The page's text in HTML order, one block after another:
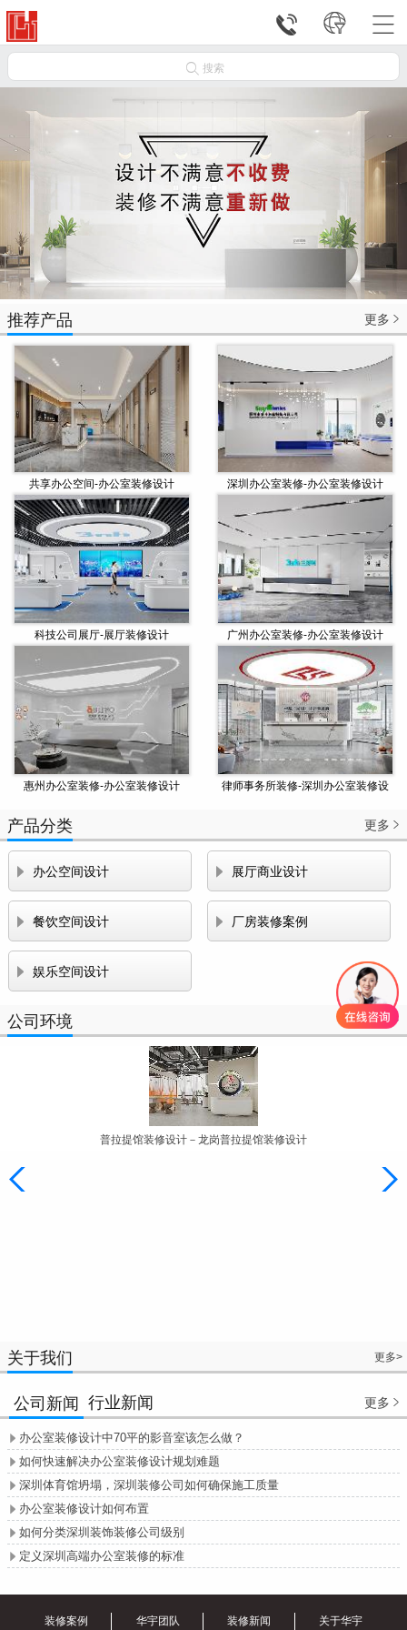



 搜索
推荐产品 更多 
共享办公空间-办公室装修设计 深圳办公室装修-办公室装修设计
科技公司展厅-展厅装修设计 广州办公室装修-办公室装修设计
惠州办公室装修-办公室装修设计
律师事务所装修-深圳办公室装修设
产品分类 更多 
 办公空间设计  展厅商业设计
 餐饮空间设计  厂房装修案例
 娱乐空间设计
公司环境 更多 
普拉提馆装修设计－龙岗普拉提馆装修设计
关于我们 更多>
公司新闻 行业新闻 更多 
 办公室装修设计中70平的影音室该怎么做？
 如何快速解决办公室装修设计规划难题
 深圳体育馆坍塌，深圳装修公司如何确保施工质量
 办公室装修设计如何布置
 如何分类深圳装饰装修公司级别
 定义深圳高端办公室装修的标准
装修案例 华宇团队 装修新闻 关于华宇